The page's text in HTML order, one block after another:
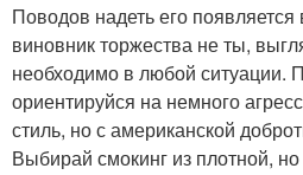
Поводов надеть его
виновник торжества не ты,
необходимо в любой ситуации.
ориентируйся на немного
стиль, но с американской
Выбирай смокинг из плотной, но